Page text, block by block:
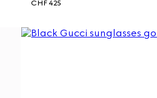
CHF 425